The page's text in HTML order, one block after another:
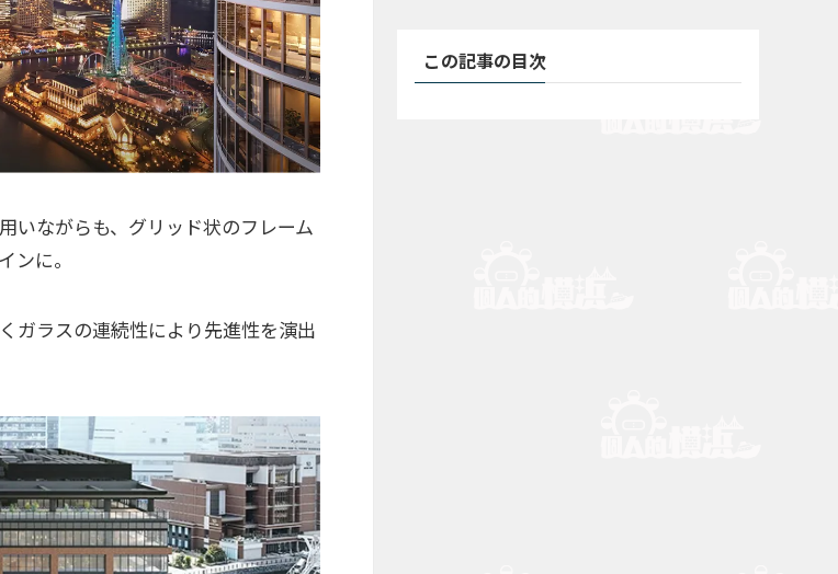
いながらも、グリッド状のフレーム
ンに。
ガラスの連続性により先進性を演出
この記事の目次